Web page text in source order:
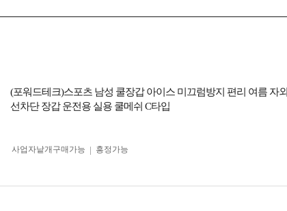
(포워드테크)스포츠 남성 쿨장갑 아이스 미끄럼방지 편리 여름 자외
선차단 장갑 운전용 실용 쿨메쉬 C타입
사업자 낱개구매가능 흥정가능